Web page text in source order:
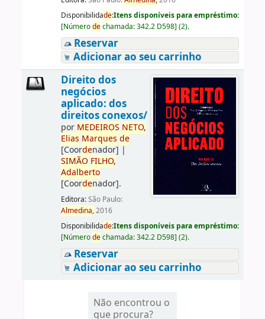
Disponibilidade:Itens disponíveis para empréstimo:
[Númerodechamada:342.2 D598] (2).
Reservar
Adicionar ao seu carrinho
Direito dos
negócios
aplicado: dos
direitos conexos/
por MEDEIROS NETO,
Elias Marques de
[Coordenador] |
SIMÃO FILHO,
Adalberto
[Coordenador].
Editora:São Paulo:
Almedina,2016
Disponibilidade:Itens disponíveis para empréstimo:
[Númerodechamada:342.2 D598] (2).
Reservar
Adicionar ao seu carrinho
Não encontrou o
que procura?